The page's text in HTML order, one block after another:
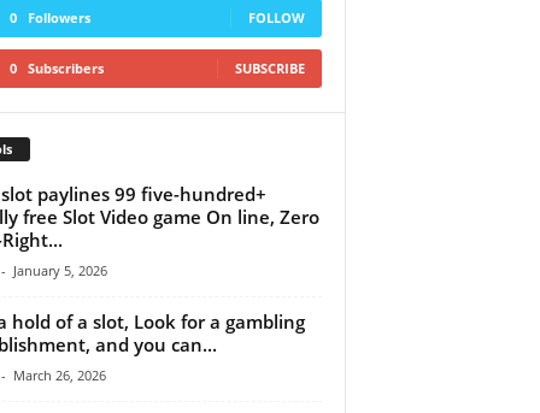
0 Followers FOLLOW
0 Subscribers SUBSCRIBE
slot paylines 99 five-hundred+
free Slot Video game On line, Zero
- January 5, 2026
hold of a slot, Look for a gambling
and you can...
- March 26, 2026